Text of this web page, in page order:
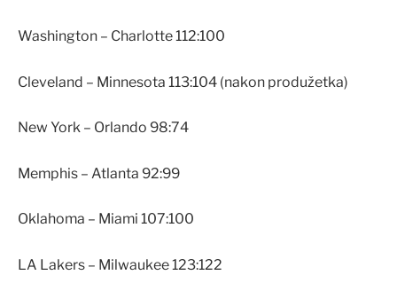
Washington – Charlotte 112:100
Cleveland – Minnesota 113:104 (nakon produžetka)
New York – Orlando 98:74
Memphis – Atlanta 92:99
Oklahoma – Miami 107:100
LA Lakers – Milwaukee 123:122